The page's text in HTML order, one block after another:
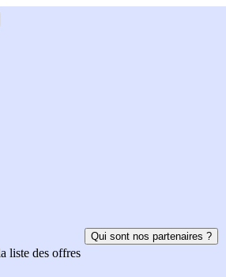
liste des offres
Qui sont nos partenaires ?